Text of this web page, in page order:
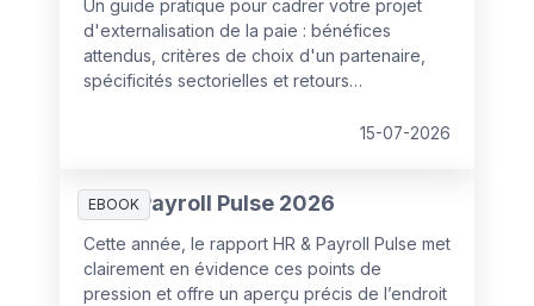
Un guide pratique pour cadrer votre projet
d'externalisation de la paie : bénéfices
attendus, critères de choix d'un partenaire,
spécificités sectorielles et retours
Groupe Herta. De quoi poser les bonnes15-07-2026
EBOOK
HR & Payroll Pulse 2026
Cette année, le rapport HR & Payroll Pulse met
clairement en évidence ces points de
pression et offre un aperçu précis de l’endroit